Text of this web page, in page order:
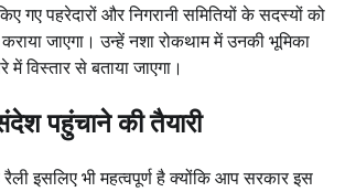
गए पहरेदारों और निगरानी समितियों के सदस्यों को
जाएगा। उन्हें नशा रोकथाम में उनकी भूमिका
में विस्तार से बताया जाएगा।
पहुंचाने की तैयारी
इसलिए भी महत्वपूर्ण है क्योंकि आप सरकार इस